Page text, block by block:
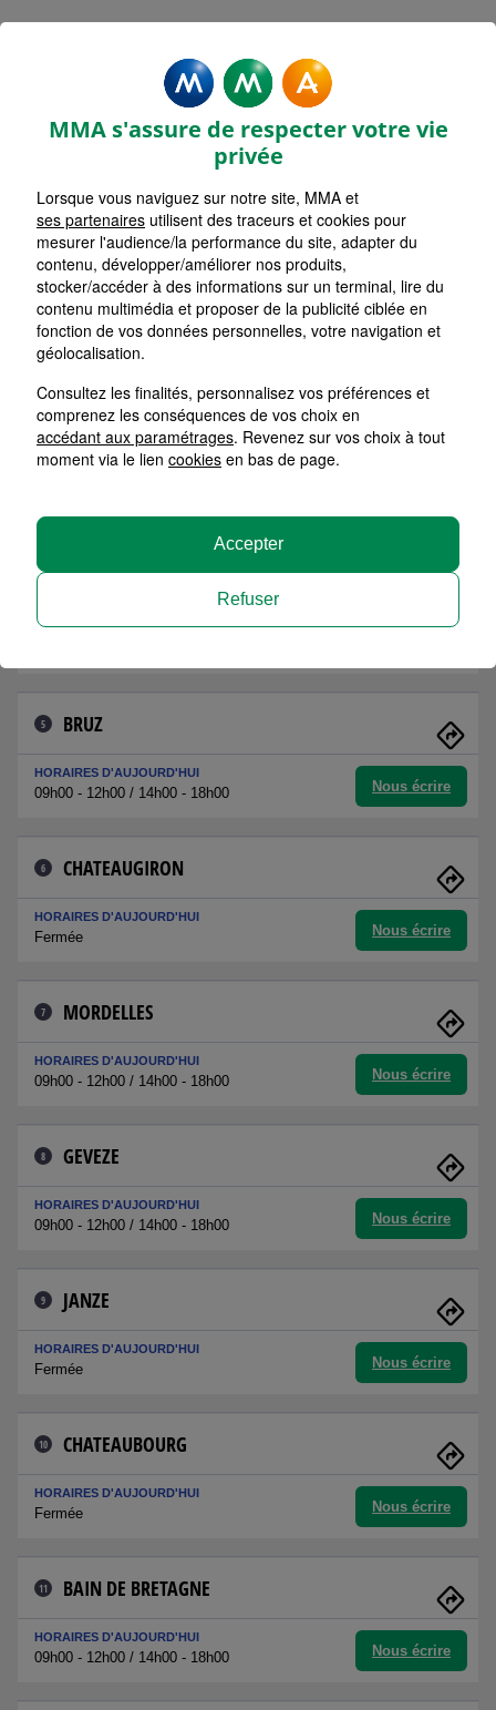
Rechercher une agence par code postal ou ville
Commencez à taper pour voir les suggestions de
Aucune suggestion disponible
LISTE AGENCES
RENNES HENRI FREVILLE
HORAIRES D'AUJOURD'HUI
09h00 - 12h00 / 14h00 - 17h30
2 RENNES JANVIER
HORAIRES D'AUJOURD'HUI
09h00 - 12h00 / 14h00 - 18h00
3 RENNES BOURG L'EVEQUE
CESSON SEVIGNE
HORAIRES D'AUJOURD'HUI
5 BRUZ
HORAIRES D'AUJOURD'HUI
09h00 - 12h00 / 14h00 - 18h00 Nous écrire
6 CHATEAUGIRON
HORAIRES D'AUJOURD'HUI
Fermée Nous écrire
7 MORDELLES
HORAIRES D'AUJOURD'HUI
09h00 - 12h00 / 14h00 - 18h00 Nous écrire
8 GEVEZE
HORAIRES D'AUJOURD'HUI
09h00 - 12h00 / 14h00 - 18h00 Nous écrire
9 JANZE
HORAIRES D'AUJOURD'HUI
Fermée Nous écrire
10 CHATEAUBOURG
HORAIRES D'AUJOURD'HUI
Fermée Nous écrire
11 BAIN DE BRETAGNE
HORAIRES D'AUJOURD'HUI
09h00 - 12h00 / 14h00 - 18h00 Nous écrire
MMA s'assure de respecter votre vie
privée
Lorsque vous naviguez sur notre site, MMA et
ses partenaires utilisent des traceurs et cookies pour
mesurer l'audience/la performance du site, adapter du
contenu, développer/améliorer nos produits,
stocker/accéder à des informations sur un terminal, lire du
contenu multimédia et proposer de la publicité ciblée en
fonction de vos données personnelles, votre navigation et
géolocalisation.
Consultez les finalités, personnalisez vos préférences et
comprenez les conséquences de vos choix en
accédant aux paramétrages. Revenez sur vos choix à tout
moment via le lien cookies en bas de page.
Refuser
Accepter